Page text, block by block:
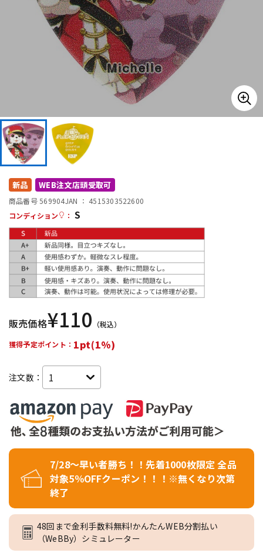
管楽器 その他楽器
アンプ エフェクター
DTM オンライン納品
配信/ライブ機器
新品 WEB注文店頭受取可
商品番号 569904JAN ： 4515303522600
コンディション
： S
販売価格¥110 （税込）
獲得予定ポイント： 1pt(1%)
注文数：
7/28～早い者勝ち！！先着1000枚限定 全品
対象5％OFFクーポン！！！※無くなり次第
終了
48回まで金利手数料無料!かんたんWEB分割払い
（WeBBy）シミュレーター